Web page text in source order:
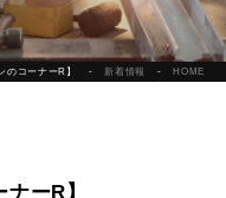
HOME
新着情報
のコーナーR】
ーR】